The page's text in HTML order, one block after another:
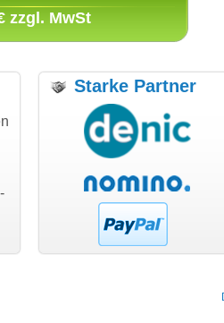
zzgl. MwSt
"Ich bin dankbar, meine
Wunschdomain gefunden zu
haben. Die Domain passt für
hundertprozentig."
Janina Köck
Leben im Einklang
leben-im-einklang.de
Starke Partner